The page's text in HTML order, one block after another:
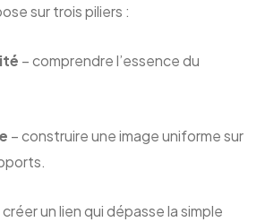
sur trois piliers :
– comprendre l’essence du
– construire une image uniforme sur
créer un lien qui dépasse la simple